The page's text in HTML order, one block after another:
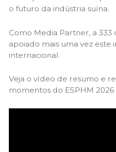
o futuro da indústria suína.
Como Media Partner, a
apoiado mais uma vez
internacional.
Veja o vídeo de resumo e
momentos do ESPHM 2026